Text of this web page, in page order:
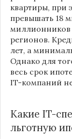
квартиры, при
превышать 18
миллионников
регионов.
лет, а
Однако для
весь срок
IT-компаний
Какие IT-
льготную